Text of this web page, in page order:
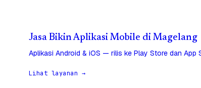
Jasa Bikin Aplikasi Mobile di Magelang
Aplikasi Android & iOS — rilis ke Play Store dan App
Lihat layanan →